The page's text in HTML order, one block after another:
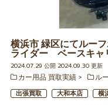
横浜市 緑区にてルー
ライダー ベースキャ
2024.07.29 公開 2024.09.30 更新
カー用品 買取実績
ル
出張買取 大和本店 横